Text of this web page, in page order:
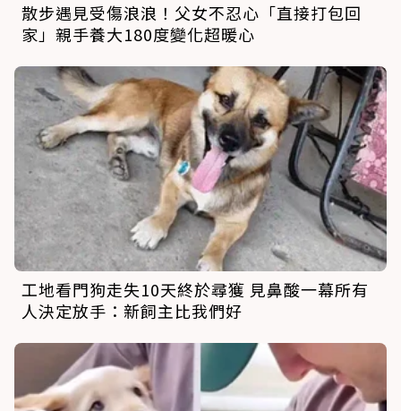
散步遇見受傷浪浪！父女不忍心「直接打包回
家」親手養大180度變化超暖心
工地看門狗走失10天終於尋獲 見鼻酸一幕所有
人決定放手：新飼主比我們好